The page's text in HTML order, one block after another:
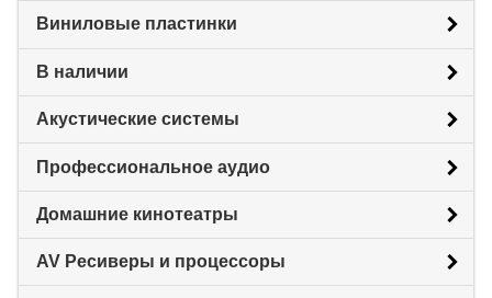
Виниловые пластинки
В наличии
Акустические системы
Профессиональное аудио
Домашние кинотеатры
AV Ресиверы и процессоры